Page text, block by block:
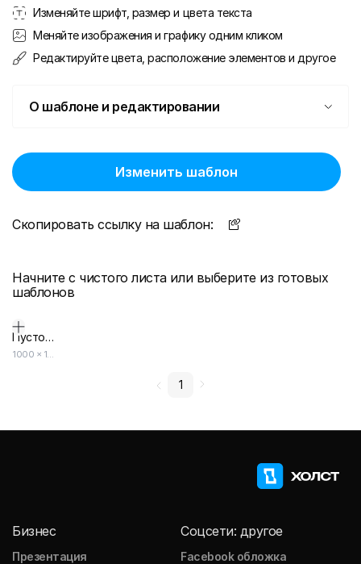
Изменяйте шрифт, размер и цвета текста
Меняйте изображения и графику одним кликом
Редактируйте цвета, расположение элементов и другое
О шаблоне и редактировании
Изменить шаблон
Скопировать ссылку на шаблон:
Начните с чистого листа или выберите из готовых
шаблонов
Пустой дизайн-макет
1000 × 1500
1
Бизнес
Презентация
Соцсети: другое
Facebook обложка